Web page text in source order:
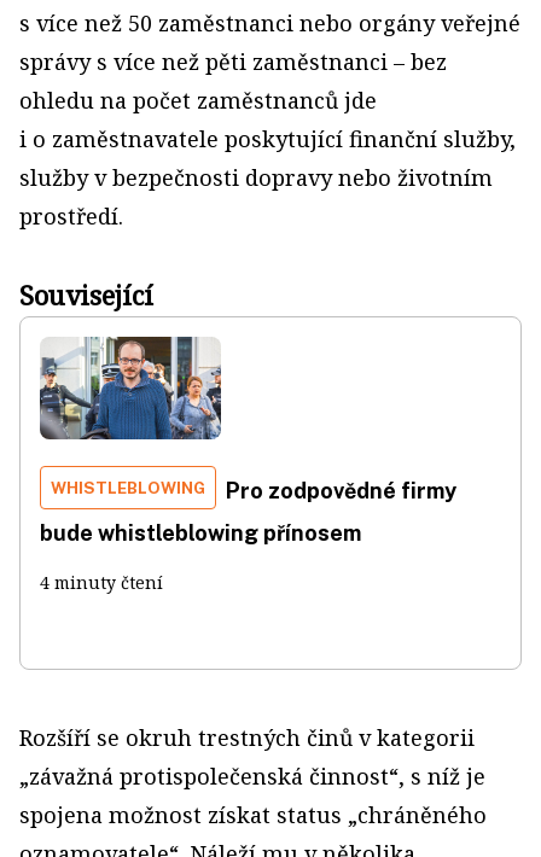
s více než 50 zaměstnanci nebo orgány veřejné
správy s více než pěti zaměstnanci – bez
ohledu na počet zaměstnanců jde
i o zaměstnavatele poskytující finanční služby,
služby v bezpečnosti dopravy nebo životním
prostředí.
Související
WHISTLEBLOWING
Pro zodpovědné firmy
bude whistleblowing přínosem
4 minuty čtení
Rozšíří se okruh trestných činů v kategorii
„závažná protispolečenská činnost“, s níž je
spojena možnost získat status „chráněného